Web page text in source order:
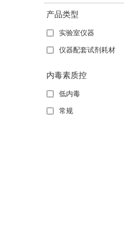
产品类型
实验室仪器
仪器配套试剂耗材
内毒素质控
低内毒
常规